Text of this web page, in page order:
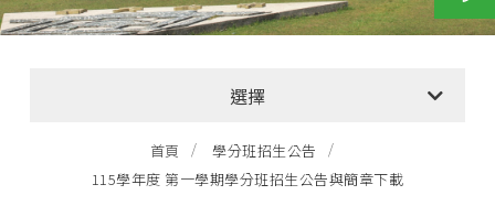
選擇
全部消息
EMBA招生公告
首頁
學分班招生公告
115學年度 第一學期學分班招生公告與簡章下載